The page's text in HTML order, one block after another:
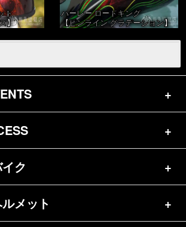
ト
】
ハーレー ロードキング
【ピンライン グラデーション】
）
ク
）
メット